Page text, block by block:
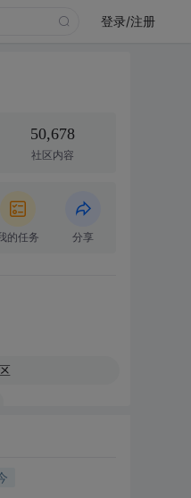
登录/注册
50,678
社区内容
的任务 分享